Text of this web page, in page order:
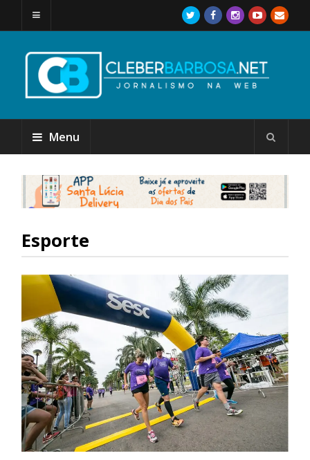
Menu
Esporte